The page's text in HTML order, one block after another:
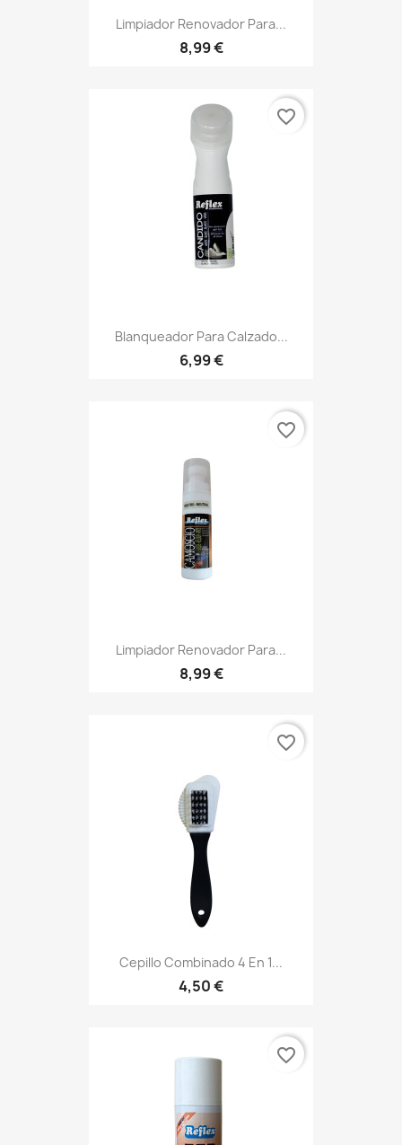
Limpiador Renovador Para...
8,99 €
Blanqueador Para Calzado...
6,99 €
favorite_border
Limpiador Renovador Para...
8,99 €
favorite_border
Cepillo Combinado 4 En 1...
4,50 €
favorite_border
favorite_border